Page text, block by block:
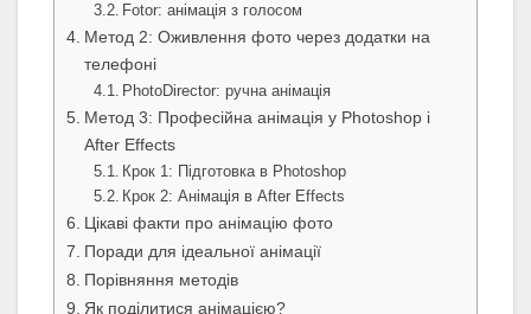
Fotor: анімація з голосом
Метод 2: Оживлення фото через додатки на
телефоні
PhotoDirector: ручна анімація
Метод 3: Професійна анімація у Photoshop і
After Effects
Крок 1: Підготовка в Photoshop
Крок 2: Анімація в After Effects
Цікаві факти про анімацію фото
Поради для ідеальної анімації
Порівняння методів
Як поділитися анімацією?